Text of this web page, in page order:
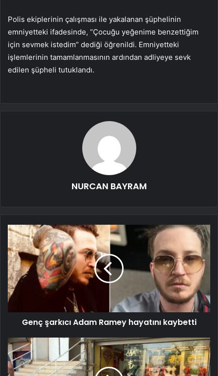
Polis ekiplerinin çalışması ile yakalanan şüphelinin
emniyetteki ifadesinde, “Çocuğu yeğenime benzettiğim
için sevmek istedim” dediği öğrenildi. Emniyetteki
işlemlerinin tamamlanmasının ardından adliyeye sevk
edilen şüpheli tutuklandı.
NURCAN BAYRAM
Genç şarkıcı Adam Ramey hayatını kaybetti